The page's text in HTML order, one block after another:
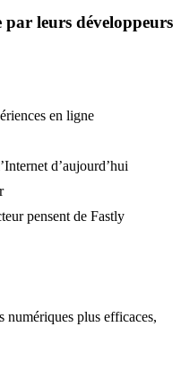
par leurs développeurs
en ligne
d’aujourd’hui
pensent de Fastly
numériques plus efficaces,